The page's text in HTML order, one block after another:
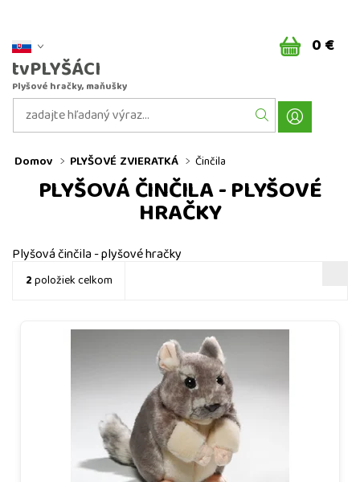
tvPLYŠÁCI
Plyšové hračky, maňušky
0 €
Domov PLYŠOVÉ ZVIERATKÁ Činčila
PLYŠOVÁ ČINČILA - PLYŠOVÉ
HRAČKY
Plyšová činčila - plyšové hračky
2položiek celkom
Plyšová činčila 16 cm - plyšové hračky